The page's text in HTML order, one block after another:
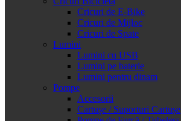
Cricuri de E-Bike
Cricuri de Mijloc
Cricuri de Spate
Lumini
Lumini cu USB
Lumini pe baterie
Lumini pentru dinam
Pompe
Accesorii
Cartușe / Suporturi Cartușe